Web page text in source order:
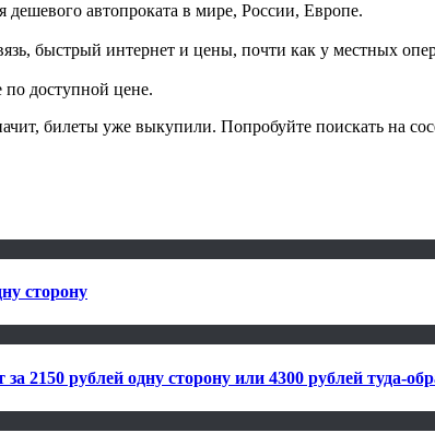
автопроката в мире, России, Европе.
быстрый интернет и цены, почти как у местных
по доступной цене.
билеты уже выкупили. Попробуйте поискать на
сторону
2150 рублей одну сторону или 4300 рублей туда-